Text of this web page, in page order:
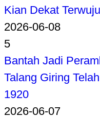
Kian Dekat
2026-06-08
5
Bantah Jadi
Talang Giring
1920
2026-06-07